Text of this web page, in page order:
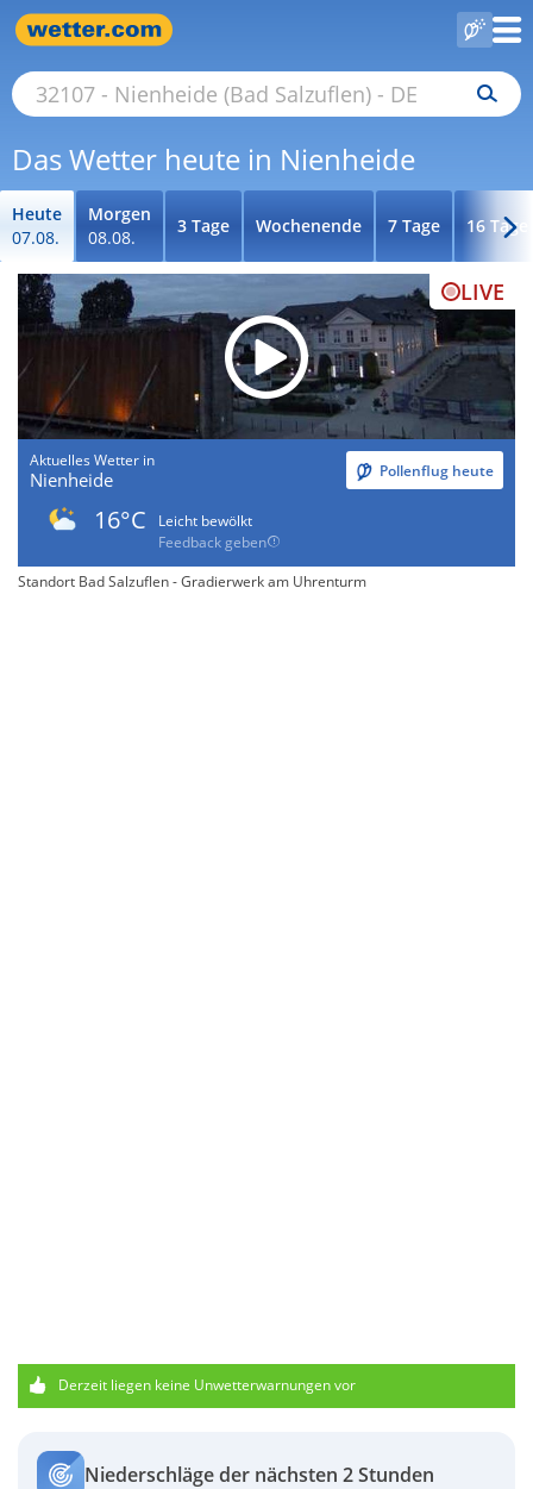
Das Wetter heute in Nienheide
Heute
07.08.
Morgen
08.08.
3 Tage Wochenende 7 Tage 16 Tage
LIVE
Aktuelles Wetter in
Nienheide Pollenflug heute
16°C
Leicht bewölkt
Feedback geben
Standort Bad Salzuflen - Gradierwerk am Uhrenturm
Derzeit liegen keine Unwetterwarnungen vor
Niederschläge der nächsten 2 Stunden